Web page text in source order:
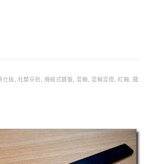
仕版 , 杜蘭朵劍 , 機械式鍵盤, 混軸, 混軸混燈,紅軸,鐵